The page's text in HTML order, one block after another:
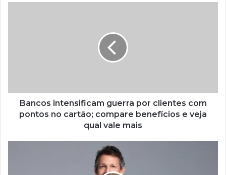
Bancos intensificam guerra por clientes com
pontos no cartão; compare benefícios e veja
qual vale mais